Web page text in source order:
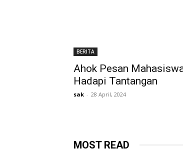
BERITA
Ahok Pesan
Hadapi Tantangan
sak - 28 April, 2024
MOST READ